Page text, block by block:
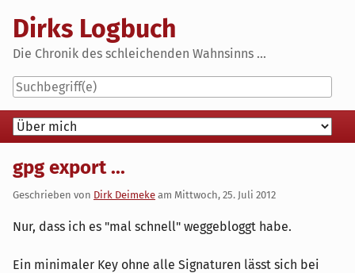
content
Dirks Logbuch
Die Chronik des schleichenden Wahnsinns ...
Navigation
gpg export ...
Geschrieben von Dirk Deimeke am Mittwoch, 25. Juli 2012
Nur, dass ich es "mal schnell" weggebloggt habe.
Ein minimaler Key ohne alle Signaturen lässt sich bei